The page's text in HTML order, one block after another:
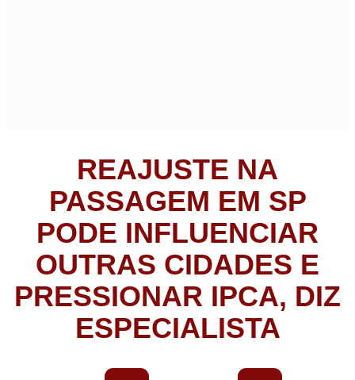
REAJUSTE NA
PASSAGEM EM SP
PODE INFLUENCIAR
OUTRAS CIDADES E
PRESSIONAR IPCA, DIZ
ESPECIALISTA